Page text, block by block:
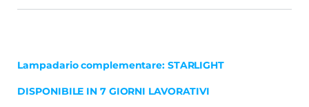
Lampadario complementare: STARLIGHT
DISPONIBILE IN 7 GIORNI LAVORATIVI